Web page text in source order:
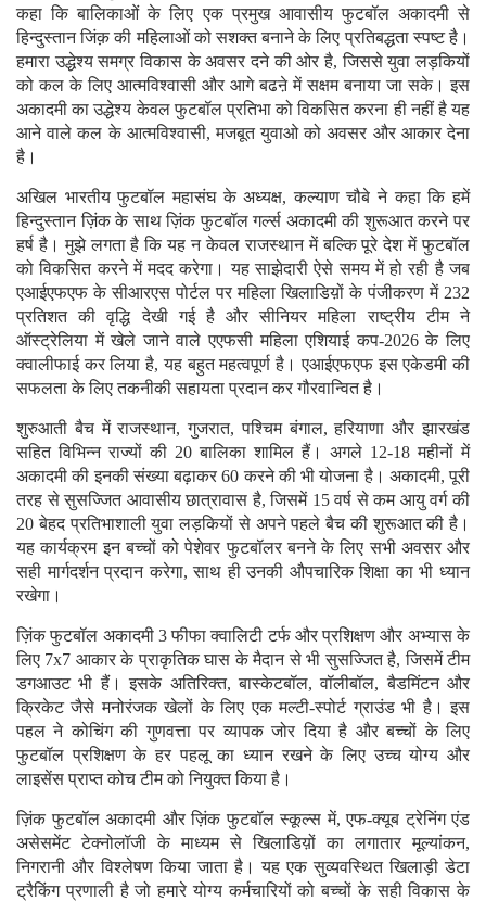
कहा कि बालिकाओं के लिए एक प्रमुख आवासीय फुटबॉल अकादमी से
हिन्दुस्तान जिंक़ की महिलाओं को सशक्त बनाने के लिए प्रतिबद्धता स्पष्ट है।
हमारा उद्धेश्य समग्र विकास के अवसर दने की ओर है, जिससे युवा लड़कियों
को कल के लिए आत्मविश्वासी और आगे बढऩे में सक्षम बनाया जा सके। इस
अकादमी का उद्धेश्य केवल फुटबॉल प्रतिभा को विकसित करना ही नहीं है यह
आने वाले कल के आत्मविश्वासी, मजबूत युवाओ को अवसर और आकार देना
है।
अखिल भारतीय फुटबॉल महासंघ के अध्यक्ष, कल्याण चौबे ने कहा कि हमें
हिन्दुस्तान ज़िंक के साथ ज़िंक फुटबॉल गर्ल्स अकादमी की शुरूआत करने पर
हर्ष है। मुझे लगता है कि यह न केवल राजस्थान में बल्कि पूरे देश में फुटबॉल
को विकसित करने में मदद करेगा। यह साझेदारी ऐसे समय में हो रही है जब
एआईएफएफ के सीआरएस पोर्टल पर महिला खिलाडिय़ों के पंजीकरण में 232
प्रतिशत की वृद्धि देखी गई है और सीनियर महिला राष्ट्रीय टीम ने
ऑस्ट्रेलिया में खेले जाने वाले एएफसी महिला एशियाई कप-2026 के लिए
क्वालीफाई कर लिया है, यह बहुत महत्वपूर्ण है। एआईएफएफ इस एकेडमी की
सफलता के लिए तकनीकी सहायता प्रदान कर गौरवान्वित है।
शुरुआती बैच में राजस्थान, गुजरात, पश्चिम बंगाल, हरियाणा और झारखंड
सहित विभिन्न राज्यों की 20 बालिका शामिल हैं। अगले 12-18 महीनों में
अकादमी की इनकी संख्या बढ़ाकर 60 करने की भी योजना है। अकादमी, पूरी
तरह से सुसज्जित आवासीय छात्रावास है, जिसमें 15 वर्ष से कम आयु वर्ग की
20 बेहद प्रतिभाशाली युवा लड़कियों से अपने पहले बैच की शुरूआत की है।
यह कार्यक्रम इन बच्चों को पेशेवर फुटबॉलर बनने के लिए सभी अवसर और
सही मार्गदर्शन प्रदान करेगा, साथ ही उनकी औपचारिक शिक्षा का भी ध्यान
रखेगा।
ज़िंक फुटबॉल अकादमी 3 फीफा क्वालिटी टर्फ और प्रशिक्षण और अभ्यास के
लिए 7x7 आकार के प्राकृतिक घास के मैदान से भी सुसज्जित है, जिसमें टीम
डगआउट भी हैं। इसके अतिरिक्त, बास्केटबॉल, वॉलीबॉल, बैडमिंटन और
क्रिकेट जैसे मनोरंजक खेलों के लिए एक मल्टी-स्पोर्ट ग्राउंड भी है। इस
पहल ने कोचिंग की गुणवत्ता पर व्यापक जोर दिया है और बच्चों के लिए
फुटबॉल प्रशिक्षण के हर पहलू का ध्यान रखने के लिए उच्च योग्य और
लाइसेंस प्राप्त कोच टीम को नियुक्त किया है।
ज़िंक फुटबॉल अकादमी और ज़िंक फुटबॉल स्कूल्स में, एफ-क्यूब ट्रेनिंग एंड
असेसमेंट टेक्नोलॉजी के माध्यम से खिलाडिय़ों का लगातार मूल्यांकन,
निगरानी और विश्लेषण किया जाता है। यह एक सुव्यवस्थित खिलाड़ी डेटा
ट्रैकिंग प्रणाली है जो हमारे योग्य कर्मचारियों को बच्चों के सही विकास के